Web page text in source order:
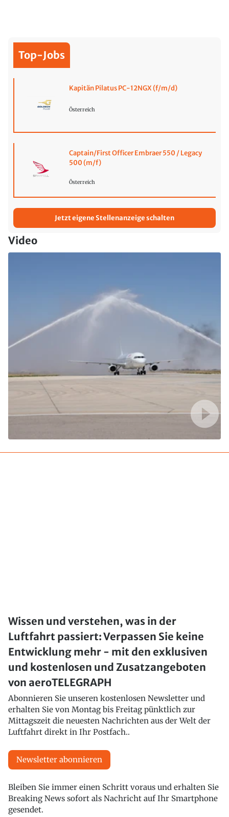
Top-Jobs
Kapitän Pilatus PC-12NGX (f/m/d)
Österreich
Captain/First Officer Embraer 550 / Legacy
500 (m/f)
Österreich
Jetzt eigene Stellenanzeige schalten
Video
Wissen und verstehen, was in der
Luftfahrt passiert: Verpassen Sie keine
Entwicklung mehr - mit den exklusiven
und kostenlosen und Zusatzangeboten
von aeroTELEGRAPH
Abonnieren Sie unseren kostenlosen Newsletter und
erhalten Sie von Montag bis Freitag pünktlich zur
Mittagszeit die neuesten Nachrichten aus der Welt der
Luftfahrt direkt in Ihr Postfach..
Newsletter abonnieren
Bleiben Sie immer einen Schritt voraus und erhalten Sie
Breaking News sofort als Nachricht auf Ihr Smartphone
gesendet.